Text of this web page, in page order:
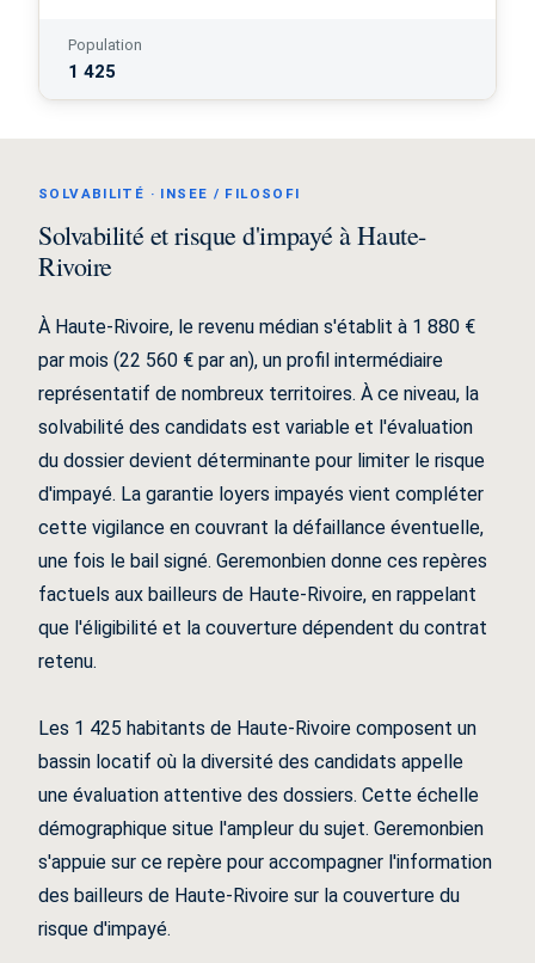
Population
1 425
SOLVABILITÉ · INSEE / FILOSOFI
Solvabilité et risque d'impayé à Haute-
Rivoire
À Haute-Rivoire, le revenu médian s'établit à 1 880 €
par mois (22 560 € par an), un profil intermédiaire
représentatif de nombreux territoires. À ce niveau, la
solvabilité des candidats est variable et l'évaluation
du dossier devient déterminante pour limiter le risque
d'impayé. La garantie loyers impayés vient compléter
cette vigilance en couvrant la défaillance éventuelle,
une fois le bail signé. Geremonbien donne ces repères
factuels aux bailleurs de Haute-Rivoire, en rappelant
que l'éligibilité et la couverture dépendent du contrat
retenu.
Les 1 425 habitants de Haute-Rivoire composent un
bassin locatif où la diversité des candidats appelle
une évaluation attentive des dossiers. Cette échelle
démographique situe l'ampleur du sujet. Geremonbien
s'appuie sur ce repère pour accompagner l'information
des bailleurs de Haute-Rivoire sur la couverture du
risque d'impayé.